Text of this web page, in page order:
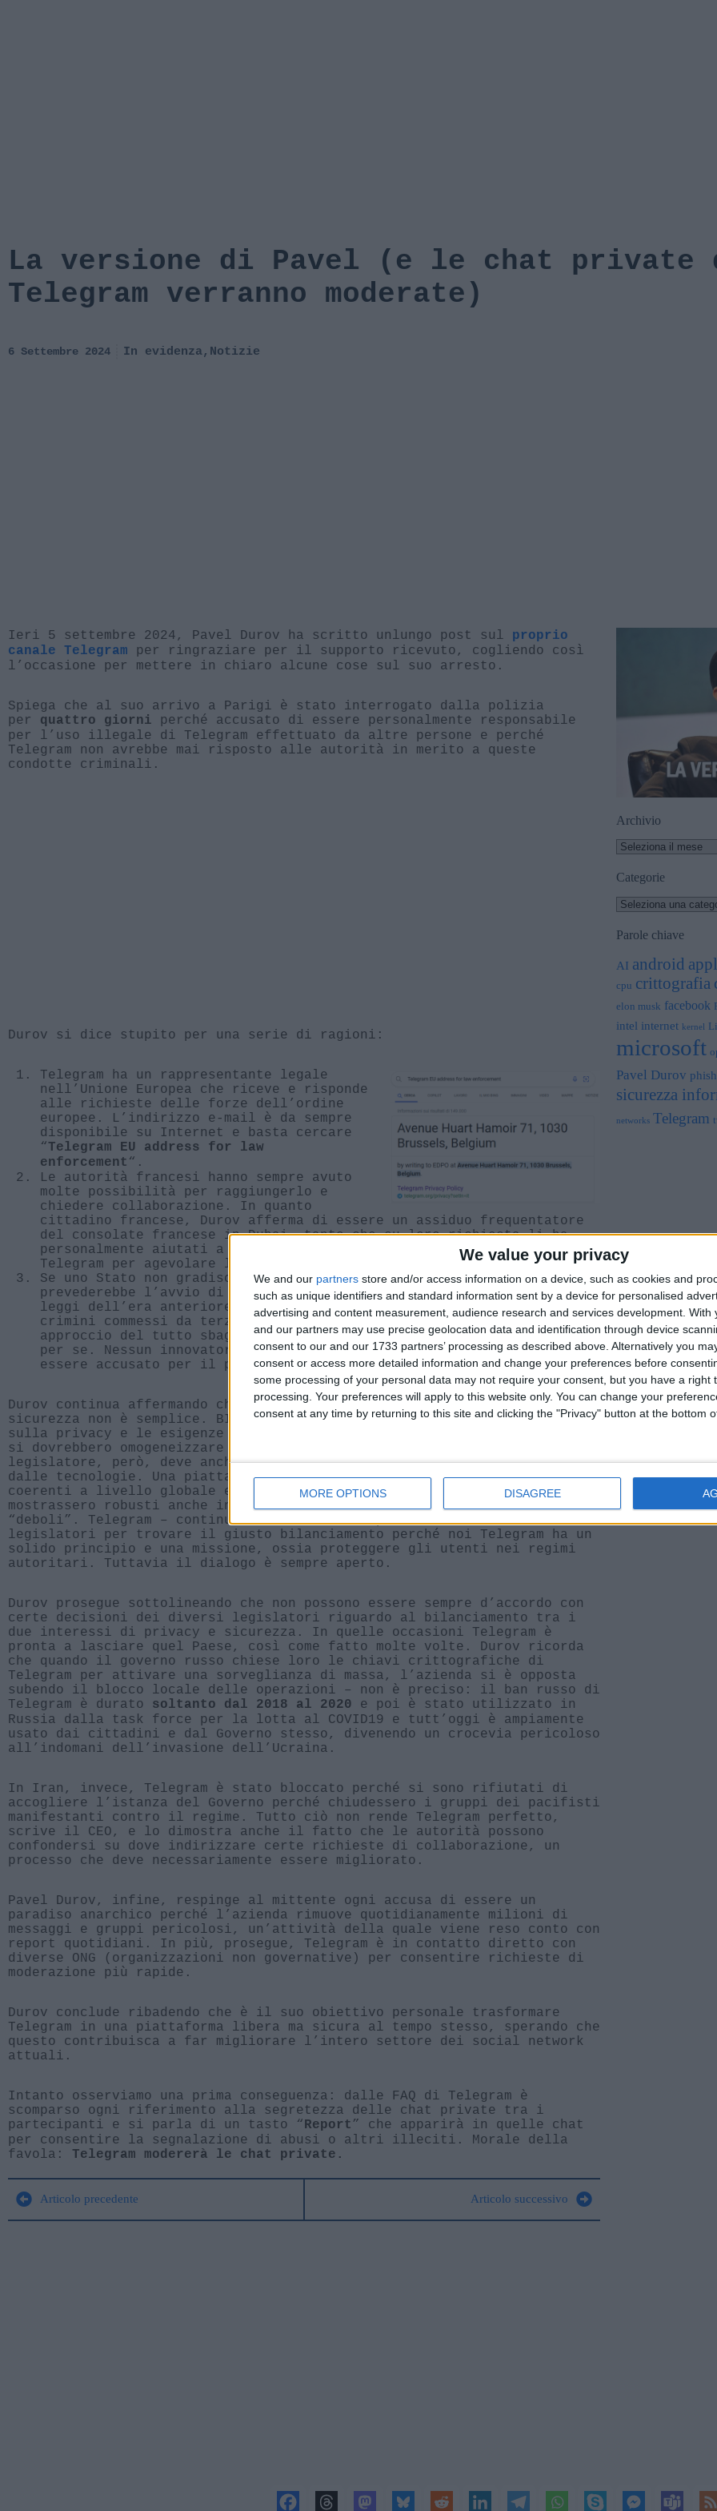
We value your privacy
We and our partners store and/or access information on a device, such as cookies and
such as unique identifiers and standard information sent by a device for personalised
advertising and content measurement, audience research and services development. With
and our partners may use precise geolocation data and identification through device
consent to our and our 1733 partners’ processing as described above. Alternatively you
consent or access more detailed information and change your preferences before
some processing of your personal data may not require your consent, but you have a right
processing. Your preferences will apply to this website only. You can change your
consent at any time by returning to this site and clicking the "Privacy" button at the bottom
MORE OPTIONS DISAGREE
La versione di Pavel (e le chat private
Telegram verranno moderate)
6 Settembre 2024 In evidenza, Notizie
Ieri 5 settembre 2024, Pavel Durov ha scritto unlungo post sul proprio
canale Telegram per ringraziare per il supporto ricevuto, cogliendo così
l’occasione per mettere in chiaro alcune cose sul suo arresto.
Spiega che al suo arrivo a Parigi è stato interrogato dalla polizia
per quattro giorni perché accusato di essere personalmente responsabile
per l’uso illegale di Telegram effettuato da altre persone e perché
Telegram non avrebbe mai risposto alle autorità in merito a queste
condotte criminali.
Durov si dice stupito per una serie di ragioni:
Telegram ha un rappresentante legale
nell’Unione Europea che riceve e risponde
alle richieste delle forze dell’ordine
europee. L’indirizzo e-mail è da sempre
disponibile su Internet e basta cercare
“Telegram EU address for law
enforcement “.
Le autorità francesi hanno sempre avuto
molte possibilità per raggiungerlo e
chiedere collaborazione. In quanto
cittadino francese, Durov afferma di essere un assiduo frequentatore
del consolate francese in Dubai, tanto che su loro richiesta li ha
personalmente aiutati a mettere in piedi una linea diretta con
Telegram per agevolare la lotta al terrorismo in Francia.
Se uno Stato non gradisce un servizio internet, la consuetudine
prevederebbe l’avvio di un’azione legale contro quel servizio. Usare
leggi dell’era anteriore agli smartphone per accusare un CEO di
crimini commessi da terzi sulla piattaforma che gestisce, è un
approccio del tutto sbagliato. Costruire tecnologia è già difficile di
per se. Nessun innovatore costruirà nuovi strumenti se sa di poter
essere accusato per il potenziale abuso di quegli strumenti.
Durov continua affermando che trovare il giusto compromesso tra privacy e
sicurezza non è semplice. BIsogna assolutamente far convergere normativa
sulla privacy e le esigenze operative delle forze dell’ordine, così come
si dovrebbero omogeneizzare normative locali con la normativa europea. Il
legislatore, però, deve anche tenere in considerazione certi limiti posti
dalle tecnologie. Una piattaforma vorrebbe che i propri processi fossero
coerenti a livello globale e, contemporaneamente, che questi si
mostrassero robusti anche in quei Paesi in cui le leggi sono “strane” o
“deboli”. Telegram – continua Durov – è da sempre in contatto con i
legislatori per trovare il giusto bilanciamento perché noi Telegram ha un
solido principio e una missione, ossia proteggere gli utenti nei regimi
autoritari. Tuttavia il dialogo è sempre aperto.
Durov prosegue sottolineando che non possono essere sempre d’accordo con
certe decisioni dei diversi legislatori riguardo al bilanciamento tra i
due interessi di privacy e sicurezza. In quelle occasioni Telegram è
pronta a lasciare quel Paese, così come fatto molte volte. Durov ricorda
che quando il governo russo chiese loro le chiavi crittografiche di
Telegram per attivare una sorveglianza di massa, l’azienda si è opposta
subendo il blocco locale delle operazioni – non è preciso: il ban russo di
Telegram è durato soltanto dal 2018 al 2020 e poi è stato utilizzato in
Russia dalla task force per la lotta al COVID19 e tutt’oggi è ampiamente
usato dai cittadini e dal Governo stesso, divenendo un crocevia pericoloso
all’indomani dell’invasione dell’Ucraina.
In Iran, invece, Telegram è stato bloccato perché si sono rifiutati di
accogliere l’istanza del Governo perché chiudessero i gruppi dei pacifisti
manifestanti contro il regime. Tutto ciò non rende Telegram perfetto,
scrive il CEO, e lo dimostra anche il fatto che le autorità possono
confondersi su dove indirizzare certe richieste di collaborazione, un
processo che deve necessariamente essere migliorato.
Pavel Durov, infine, respinge al mittente ogni accusa di essere un
paradiso anarchico perché l’azienda rimuove quotidianamente milioni di
messaggi e gruppi pericolosi, un’attività della quale viene reso conto con
report quotidiani. In più, prosegue, Telegram è in contatto diretto con
diverse ONG (organizzazioni non governative) per consentire richieste di
moderazione più rapide.
Durov conclude ribadendo che è il suo obiettivo personale trasformare
Telegram in una piattaforma libera ma sicura al tempo stesso, sperando che
questo contribuisca a far migliorare l’intero settore dei social network
attuali.
Intanto osserviamo una prima conseguenza: dalle FAQ di Telegram è
scomparso ogni riferimento alla segretezza delle chat private tra i
partecipanti e si parla di un tasto “Report ” che apparirà in quelle chat
per consentire la segnalazione di abusi o altri illeciti. Morale della
favola: Telegram modererà le chat private.
Articolo precedente Articolo successivo
Archivio
Categorie
Parole chiave
AI android
cpu crittografia
elon musk facebook
intel internet kernel
microsoft
Pavel Durov
sicurezza
networks Telegram